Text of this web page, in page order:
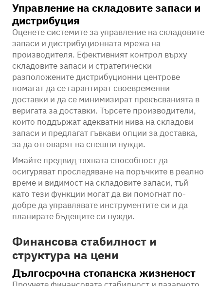
Управление на складовите запаси и
дистрибуция
Оценете системите за управление на складовите
запаси и дистрибуционната мрежа на
производителя. Ефективният контрол върху
складовите запаси и стратегически
разположените дистрибуционни центрове
помагат да се гарантират своевременни
доставки и да се минимизират прекъсванията в
веригата за доставки. Търсете производители,
които поддържат адекватни нива на складови
запаси и предлагат гъвкави опции за доставка,
за да отговарят на спешни нужди.
Имайте предвид тяхната способност да
осигуряват проследяване на поръчките в реално
време и видимост на складовите запаси, тъй
като тези функции могат да ви помогнат по-
добре да управлявате инструментите си и да
планирате бъдещите си нужди.
Финансова стабилност и
структура на цени
Дългосрочна стопанска жизненост